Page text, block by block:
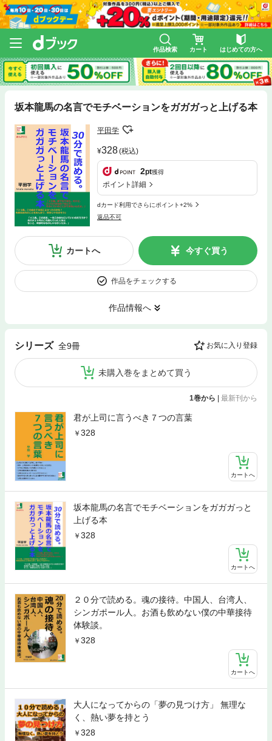
作品検索 カート はじめての方へ
坂本龍馬の名言でモチベーションをガガガっと上げる本
平田学
328(税込)
2pt獲得
ポイント詳細
dカード利用でさらにポイント+2%
返品不可
カートへ 今すぐ買う
作品をチェックする
作品情報へ
シリーズ 全9冊 お気に入り登録
未購入巻をまとめて買う
1巻から 最新刊から
君が上司に言うべき７つの言葉
328
カートへ
坂本龍馬の名言でモチベーションをガガガっと
上げる本
328
カートへ
２０分で読める。魂の接待。中国人、台湾人、
シンガポール人。お酒も飲めない僕の中華接待
体験談。
328
カートへ
大人になってからの「夢の見つけ方」 無理な
く、熱い夢を持とう
328